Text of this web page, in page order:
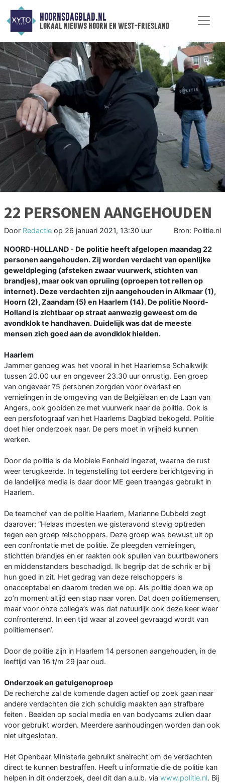
HOORNSDAGBLAD.NL
lokaal nieuws hoorn en west-friesland
22 PERSONEN AANGEHOUDEN
Door Redactie op 26 januari 2021, 13:30 uur Bron: Politie.nl
NOORD-HOLLAND - De politie heeft afgelopen maandag 22
personen aangehouden. Zij worden verdacht van openlijke
geweldpleging (afsteken zwaar vuurwerk, stichten van
brandjes), maar ook van opruiing (oproepen tot rellen op
internet). Deze verdachten zijn aangehouden in Alkmaar (1),
Hoorn (2), Zaandam (5) en Haarlem (14). De politie Noord-
Holland is zichtbaar op straat aanwezig geweest om de
avondklok te handhaven. Duidelijk was dat de meeste
mensen zich goed aan de avondklok hielden.
Haarlem
Jammer genoeg was het vooral in het Haarlemse Schalkwijk
tussen 20.00 uur en ongeveer 23.30 uur onrustig. Een groep
van ongeveer 75 personen zorgden voor overlast en
vernielingen in de omgeving van de Belgiëlaan en de Laan van
Angers, ook gooiden ze met vuurwerk naar de politie. Ook is
een persfotograaf van het Haarlems Dagblad bekogeld. Politie
doet hier onderzoek naar. De pers moet in vrijheid kunnen
werken.
Door de politie is de Mobiele Eenheid ingezet, waarna de rust
weer terugkeerde. In tegenstelling tot eerdere berichtgeving in
de landelijke media is daar door ME geen traangas gebruikt in
Haarlem.
De teamchef van de politie Haarlem, Marianne Dubbeld zegt
daarover: “Helaas moesten we gisteravond stevig optreden
tegen een groep relschoppers. Deze groep was bewust uit op
een confrontatie met de politie. Ze pleegden vernielingen,
stichtten brandjes en er raakten ook spullen van buurtbewoners
en middenstanders beschadigd. Ik begrijp dat de schrik er bij
hun goed in zit. Het gedrag van deze relschoppers is
onacceptabel en daarom treden we op. Als politie doen we op
zo’n moment altijd een stap naar voren. Dat doen politiemensen,
maar voor onze collega’s was dat natuurlijk ook deze keer weer
confronterend. In een tijd waar al zoveel gevraagd wordt van
politiemensen’.
Door de politie zijn in Haarlem 14 personen aangehouden, in de
leeftijd van 16 t/m 29 jaar oud.
Onderzoek en getuigenoproep
De recherche zal de komende dagen actief op zoek gaan naar
andere verdachten die zich schuldig maakten aan strafbare
feiten . Beelden op social media en van bodycams zullen daar
voor gebruikt worden. Meerdere aanhoudingen worden dan ook
niet uitgesloten.
Het Openbaar Ministerie gebruikt snelrecht om de verdachten
direct te kunnen bestraffen. Heeft u informatie die de politie kan
helpen in dit onderzoek, deel dit dan a.u.b. via www.politie.nl. Bij